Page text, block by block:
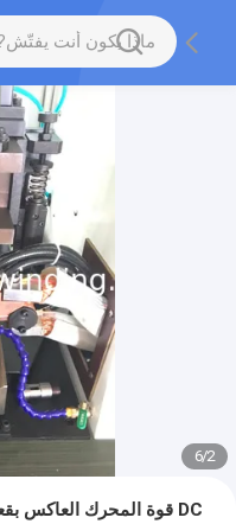
2
/
6